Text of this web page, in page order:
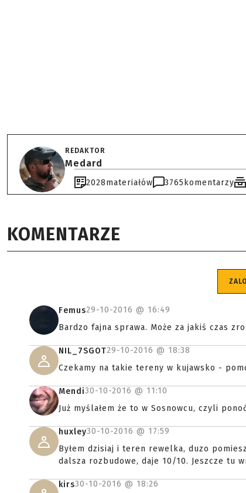
REDAKTOR
Medard
2028materiałów 3765 komentarzy
KOMENTARZE
Femus29-10-2016 @ 16:49
Bardzo fajna sprawa. Może za jakiś czas
NIL_7SGOT29-10-2016 @ 18:38
Czekamy na takie tereny w kujawsko -
Mendi30-10-2016 @ 11:10
Już myślałem że to w Sosnowcu, czyli
huxley30-10-2016 @ 17:59
Byłem dzisiaj i teren rewelka, duzo
dalsza rozbudowe, daje 10/10. Jeszcze tu
kirs30-10-2016 @ 18:26